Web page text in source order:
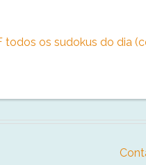
todos os sudokus do dia